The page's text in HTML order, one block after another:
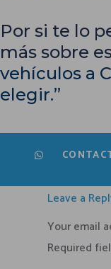
Por si te lo
más sobre
vehículos a
elegir.”
Leave a
Your email
Required